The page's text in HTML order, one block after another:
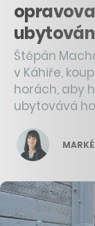
Štěpán
v Káhiře,
horách, aby
ubytovává